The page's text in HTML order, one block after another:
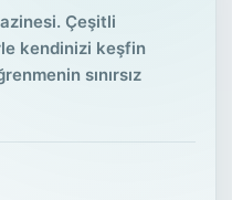
Çeşitli
kendinizi keşfin
sınırsız